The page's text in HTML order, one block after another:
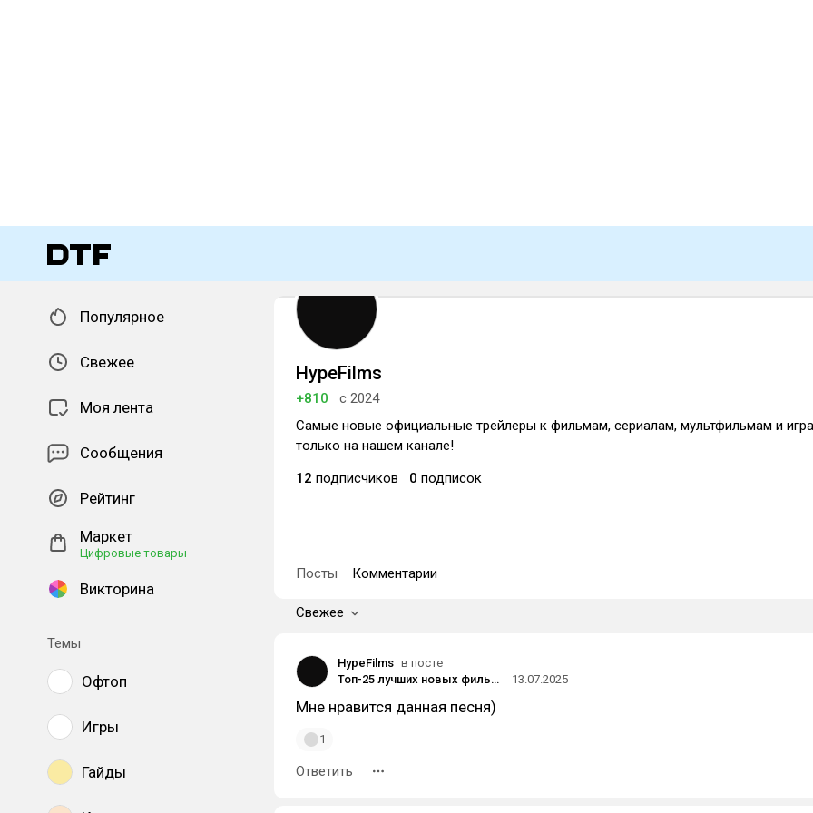
Популярное
Свежее
Моя лента
Сообщения
Рейтинг
Маркет
Цифровые товары
Викторина
Темы
Офтоп
Игры
Гайды
HypeFilms
+810
с 2024
Самые новые официальные трейлеры к фильмам, сериалам, мультфильмам и
только на нашем канале!
12 подписчиков 0 подписок
Посты Комментарии
Свежее
HypeFilms в посте
Топ-25 лучших новых фильмов ужасов 2025, вышедших в хорошем качестве
13.07.2025
Мне нравится данная песня)
1
Ответить